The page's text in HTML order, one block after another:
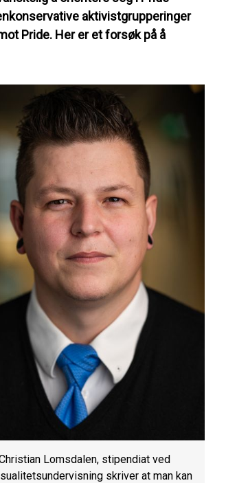
aktivistgrupperinger
Pride. Her er et forsøk på å
Lomsdalen, stipendiat ved
skriver at man kan